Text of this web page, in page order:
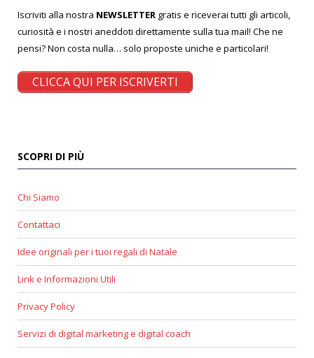
Iscriviti alla nostra NEWSLETTER gratis e riceverai tutti gli articoli,
curiosità e i nostri aneddoti direttamente sulla tua mail! Che ne
pensi? Non costa nulla… solo proposte uniche e particolari!
CLICCA QUI PER ISCRIVERTI
SCOPRI DI PIÙ
Chi Siamo
Contattaci
Idee originali per i tuoi regali di Natale
Link e Informazioni Utili
Privacy Policy
Servizi di digital marketing e digital coach